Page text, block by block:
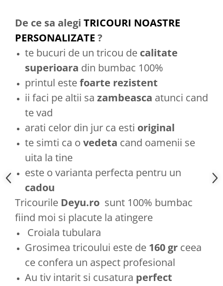
De ce sa alegi TRICOURI NOASTRE
PERSONALIZATE ?
te bucuri de un tricou de calitate
superioara din bumbac 100%
printul estefoarte rezistent
ii faci pe altii sa zambeasca atunci cand
te vad
arati celor din jur ca esti original
te simti ca o vedeta cand oamenii se
uita la tine
este o varianta perfecta pentru un
cadou
Tricourile Deyu.ro sunt 100% bumbac
fiind moi si placute la atingere
Croiala tubulara
Grosimea tricoului este de 160 gr ceea
ce confera un aspect profesional
Au tiv intarit si cusatura perfect